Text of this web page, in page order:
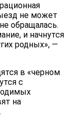
не может
обращалась.
и начнутся
родных», —
в «черном
с
на